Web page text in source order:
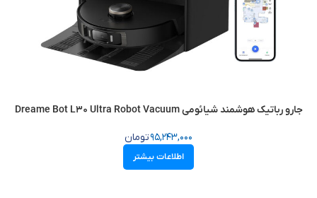
جارو رباتیک هوشمند شیائومی Dreame Bot L30 Ultra Robot Vacuum
95,243,000تومان
اطلاعات بیشتر